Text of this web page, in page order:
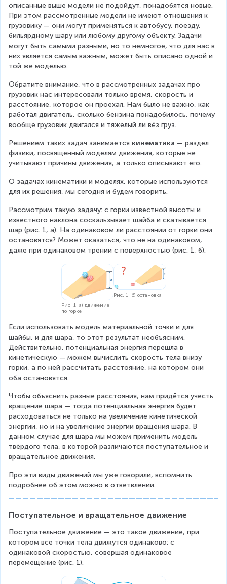
описанные выше модели не подойдут, понадобятся новые.
При этом рассмотренные модели не имеют отношения к
грузовику — они могут применяться к автобусу, поезду,
бильярдному шару или любому другому объекту. Задачи
могут быть самыми разными, но то немногое, что для нас в
них является самым важным, может быть описано одной и
той же моделью.
Обратите внимание, что в рассмотренных задачах про
грузовик нас интересовали только время, скорость и
расстояние, которое он проехал. Нам было не важно, как
работал двигатель, сколько бензина понадобилось, почему
вообще грузовик двигался и тяжелый ли вёз груз.
Решением таких задач занимается кинематика — раздел
физики, посвященный моделям движения, которые не
учитывают причины движения, а только описывают его.
О задачах кинематики и моделях, которые используются
для их решения, мы сегодня и будем говорить.
Рассмотрим такую задачу: с горки известной высоты и
известного наклона соскальзывает шайба и скатывается
шар (рис. 1, а). На одинаковом ли расстоянии от горки они
остановятся? Может оказаться, что не на одинаковом,
даже при одинаковом трении с поверхностью (рис. 1, б).
Рис. 1. а) движение
по горке
Рис. 1. б) остановка
Если использовать модель материальной точки и для
шайбы, и для шара, то этот результат необъясним.
Действительно, потенциальная энергия перешла в
кинетическую — можем вычислить скорость тела внизу
горки, а по ней рассчитать расстояние, на котором они
оба остановятся.
Чтобы объяснить разные расстояния, нам придётся учесть
вращение шара — тогда потенциальная энергия будет
расходоваться не только на увеличение кинетической
энергии, но и на увеличение энергии вращения шара. В
данном случае для шара мы можем применить модель
твёрдого тела, в которой различаются поступательное и
вращательное движения.
Про эти виды движений мы уже говорили, вспомнить
подробнее об этом можно в ответвлении.
Поступательное и вращательное движение
Поступательное движение — это такое движение, при
котором все точки тела движутся одинаково: с
одинаковой скоростью, совершая одинаковое
перемещение (рис. 1).